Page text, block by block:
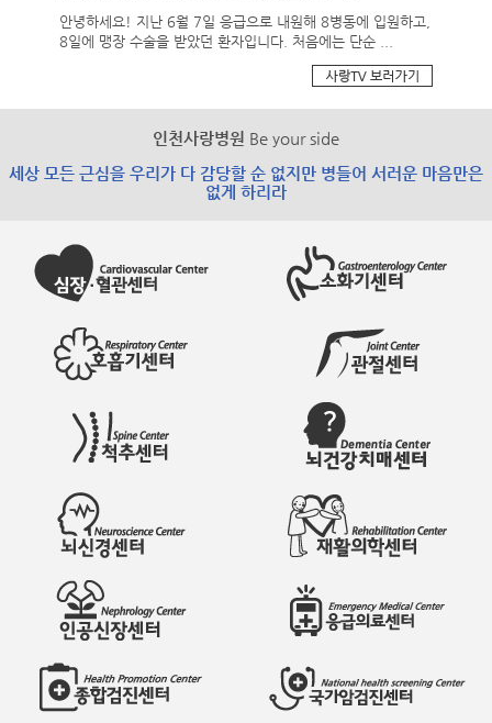
안녕하세요! 지난 6월 7일 응급으로 내원해 8병동에 입원하고,
8일에 맹장 수술을 받았던 환자입니다. 처음에는 단순 ...
인천사랑병원 Be your side
세상 모든 근심을 우리가 다 감당할 순 없지만 병들어 서러운 마음만은
없게 하리라